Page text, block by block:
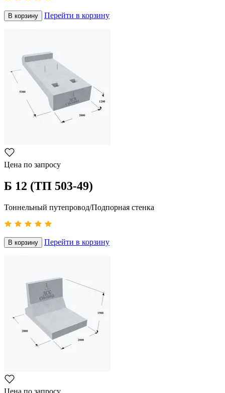
В корзину Перейти в корзину
Цена по запросу
Б 12 (ТП 503-49)
Тоннельный путепровод/Подпорная стенка
В корзину Перейти в корзину